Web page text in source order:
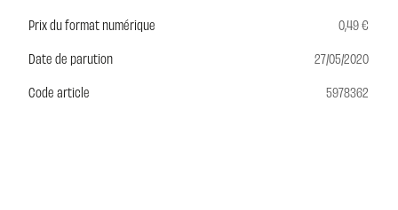
Prix du format numérique
0,49 €
Date de parution
27/05/2020
Code article
5978362